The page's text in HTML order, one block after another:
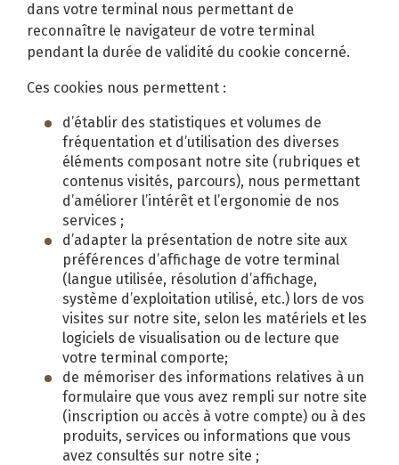
dans votre terminal nous permettant de
reconnaître le navigateur de votre terminal
pendant la durée de validité du cookie concerné.
Ces cookies nous permettent :
d’établir des statistiques et volumes de
fréquentation et d’utilisation des diverses
éléments composant notre site (rubriques et
contenus visités, parcours), nous permettant
d’améliorer l’intérêt et l’ergonomie de nos
services ;
d’adapter la présentation de notre site aux
préférences d’affichage de votre terminal
(langue utilisée, résolution d’affichage,
système d’exploitation utilisé, etc.) lors de vos
visites sur notre site, selon les matériels et les
logiciels de visualisation ou de lecture que
votre terminal comporte;
de mémoriser des informations relatives à un
formulaire que vous avez rempli sur notre site
(inscription ou accès à votre compte) ou à des
produits, services ou informations que vous
avez consultés sur notre site ;